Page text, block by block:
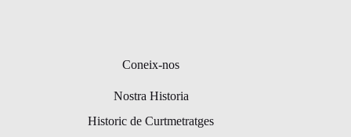
Coneix-nos
Nostra Historia
Historic de Curtmetratges